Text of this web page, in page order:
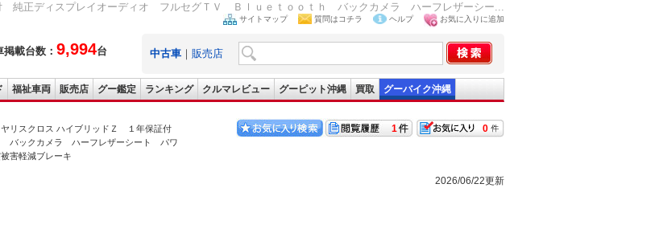
純正ディスプレイオーディオ フルセグＴＶ Ｂｌｕｅｔｏｏｔｈ バックカメラ ハーフレザーシー...
掲載台数： 9,994台
サイトマップ 質問はコチラ ヘルプ お気に入りに追加
中古車 ｜ 販売店
福祉車両 販売店 グー鑑定 ランキング クルマレビュー グーピット沖縄 買取 グーバイク沖縄
ヤリスクロス ハイブリッドＺ １年保証付
バックカメラ ハーフレザーシート パワ
害軽減ブレーキ
0
1
2026/06/22更新